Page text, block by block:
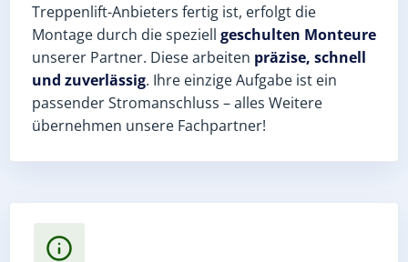
Treppenlift-Anbieters fertig ist, erfolgt die
Montage durch die speziell geschulten Monteure
unserer Partner. Diese arbeiten präzise, schnell
und zuverlässig. Ihre einzige Aufgabe ist ein
passender Stromanschluss – alles Weitere
übernehmen unsere Fachpartner!